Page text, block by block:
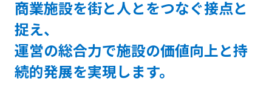
商業施設を街と人とをつなぐ接点と
捉え、
運営の総合力で施設の価値向上と持
続的発展を実現します。